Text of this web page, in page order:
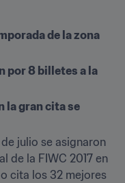
de la zona
8 billetes a la
la gran cita se
julio se asignaron
de la FIWC 2017 en
cita los 32 mejores